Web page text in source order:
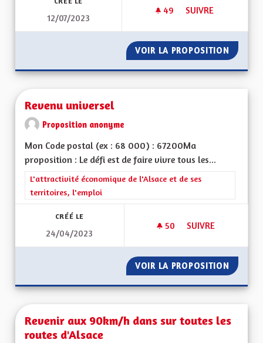
12/07/2023
49 49 ABONNÉS
SUIVRE
VOIR LA PROPOSITION
Revenu universel
Proposition anonyme
Mon Code postal (ex : 68 000) : 67200Ma
proposition : Le défi est de faire vivre tous les...
Filtrer les résultats de la catégorie : L'attractivité
L'attractivité économique de l'Alsace et de ses
territoires, l'emploi
CRÉÉ LE
24/04/2023
50 50 ABONNÉS
SUIVRE
VOIR LA PROPOSITION
Revenir aux 90km/h dans sur toutes les
routes d'Alsace